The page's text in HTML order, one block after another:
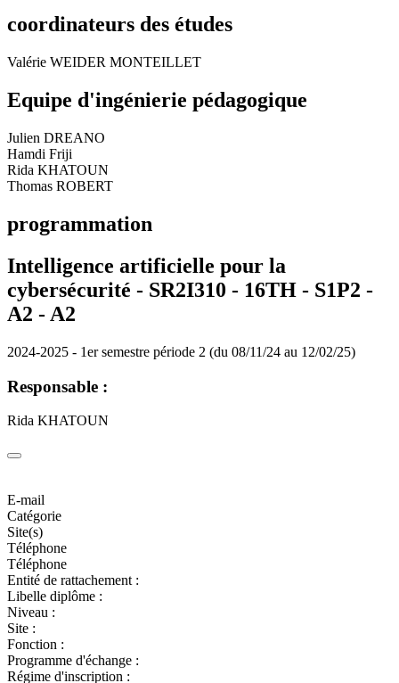
coordinateurs des études
Valérie WEIDER MONTEILLET
Equipe d'ingénierie pédagogique
Julien DREANO
Hamdi Friji
Rida KHATOUN
Thomas ROBERT
programmation
Intelligence artificielle pour la
cybersécurité - SR2I310 - 16TH - S1P2 -
A2 - A2
2024-2025 - 1er semestre période 2 (du 08/11/24 au 12/02/25)
Responsable :
Rida KHATOUN
E-mail
Catégorie
Site(s)
Téléphone
Téléphone
Entité de rattachement :
Libelle diplôme :
Niveau :
Site :
Fonction :
Programme d'échange :
Régime d'inscription :